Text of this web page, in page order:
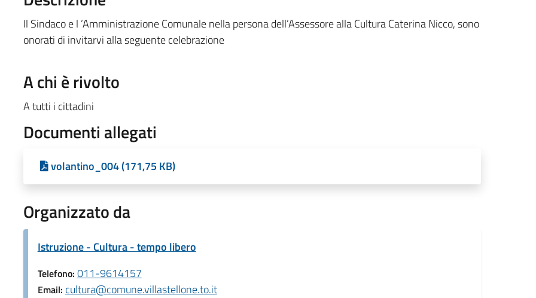
Il Sindaco e l ’Amministrazione Comunale nella persona dell’Assessore alla Cultura Caterina Nicco, sono
onorati di invitarvi alla seguente celebrazione
A chi è rivolto
A tutti i cittadini
Documenti allegati
volantino_004 (171,75 KB)
Organizzato da
Istruzione - Cultura - tempo libero
Telefono: 011-9614157
Email: cultura@comune.villastellone.to.it